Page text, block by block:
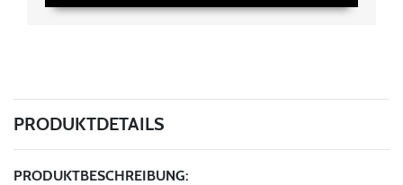
PRODUKTDETAILS
PRODUKTBESCHREIBUNG: